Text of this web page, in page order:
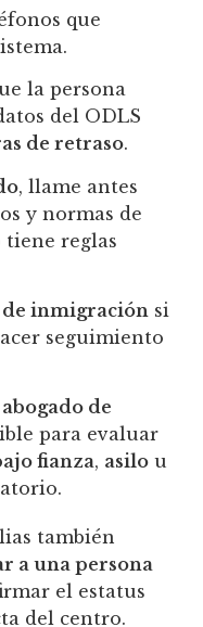
que
la persona
del ODLS
de retraso.
, llame antes
y normas de
tiene reglas
de inmigración si
seguimiento
de
para evaluar
fianza, asilo u
también
a una persona
el estatus
del centro.